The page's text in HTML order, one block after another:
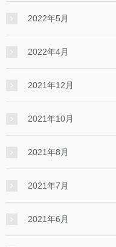
2022年5月
2022年4月
2021年12月
2021年10月
2021年8月
2021年7月
2021年6月